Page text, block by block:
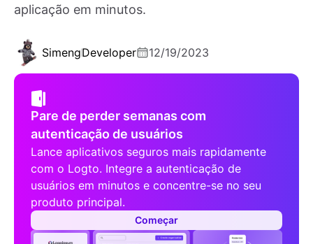
aplicação em minutos.
SimengDeveloper 12/19/2023
Pare de perder semanas com
autenticação de usuários
Lance aplicativos seguros mais rapidamente
com o Logto. Integre a autenticação de
usuários em minutos e concentre-se no seu
produto principal.
Começar